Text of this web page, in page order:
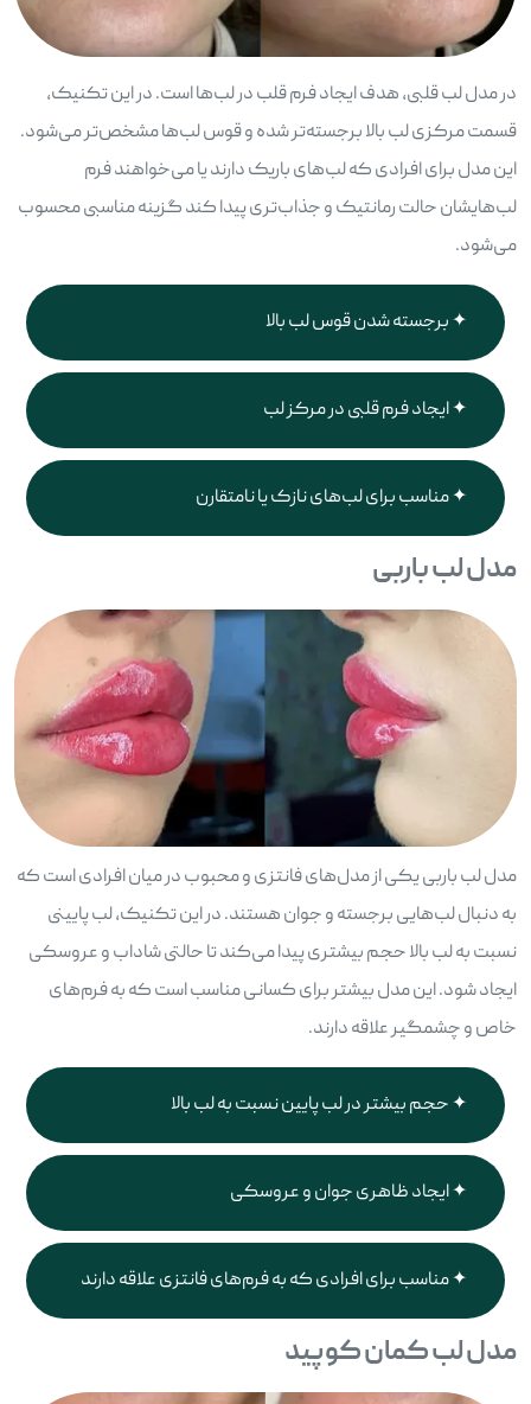
در مدل لب قلبی، هدف ایجاد فرم قلب در لب‌ها است. در این تکنیک،
قسمت مرکزی لب بالا برجسته‌تر شده و قوس لب‌ها مشخص‌تر می‌شود.
این مدل برای افرادی که لب‌های باریک دارند یا می‌خواهند فرم
لب‌هایشان حالت رمانتیک و جذاب‌تری پیدا کند گزینه مناسبی محسوب
می‌شود.
برجسته شدن قوس لب بالا
ایجاد فرم قلبی در مرکز لب
مناسب برای لب‌های نازک یا نامتقارن
مدل لب باربی
مدل لب باربی یکی از مدل‌های فانتزی و محبوب در میان افرادی است که
به دنبال لب‌هایی برجسته و جوان هستند. در این تکنیک، لب پایینی
نسبت به لب بالا حجم بیشتری پیدا می‌کند تا حالتی شاداب و عروسکی
ایجاد شود. این مدل بیشتر برای کسانی مناسب است که به فرم‌های
خاص و چشمگیر علاقه دارند.
حجم بیشتر در لب پایین نسبت به لب بالا
ایجاد ظاهری جوان و عروسکی
مناسب برای افرادی که به فرم‌های فانتزی علاقه دارند
مدل لب کمان کوپید